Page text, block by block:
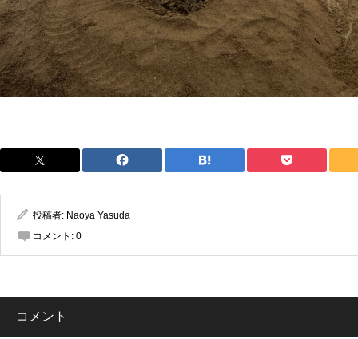
投稿者: Naoya Yasuda
コメント: 0
コメント